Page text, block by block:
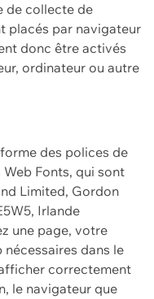
de collecte de
placés par navigateur
donc être activés
ordinateur ou autre
des polices de
Fonts, qui sont
Limited, Gordon
Irlande
une page, votre
dans le
correctement
le navigateur que